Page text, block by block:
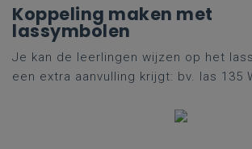
Koppeling maken met
lassymbolen
Je kan de leerlingen wijzen op het
een extra aanvulling krijgt: bv. las 135